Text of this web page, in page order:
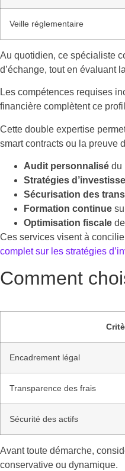
Veille réglementaire
Au quotidien, ce spécialiste
d’échange, tout en évaluant
Les compétences requises
financière complètent ce
Cette double expertise
smart contracts ou la preuve
Audit personnalisé du
Stratégies
Sécurisation des
Formation continue
Optimisation fiscale
Ces services visent à
complet sur les stratégies
Comment
Encadrement légal
Transparence des frais
Sécurité des actifs
Avant toute démarche,
conservative ou dynamique.